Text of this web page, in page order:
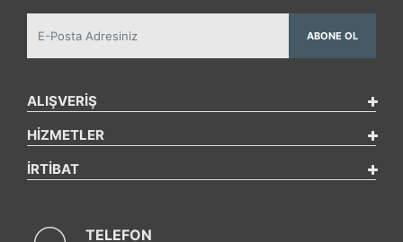
ABONE OL
ALIŞVERİŞ
HİZMETLER
İRTİBAT
TELEFON